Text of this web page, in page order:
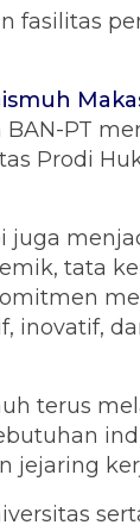
fasilitas
PT
Prodi
juga
tata
inovatif,
terus
jejaring